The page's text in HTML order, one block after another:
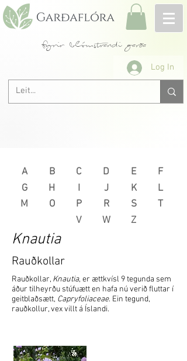
fyrir blómstrandi garða
Log In
A B C D E
F
G
M
H
I
O
P
J
R
K
L
S
T
V
W Z
Knautia
Rauðkollar
Rauðkollar, Knautia, er ættkvísl 9 tegunda sem
áður tilheyrðu stúfuætt en hafa nú verið fluttar í
geitblaðsætt, Capryfoliaceae. Ein tegund,
rauðkollur, vex villt á Íslandi.